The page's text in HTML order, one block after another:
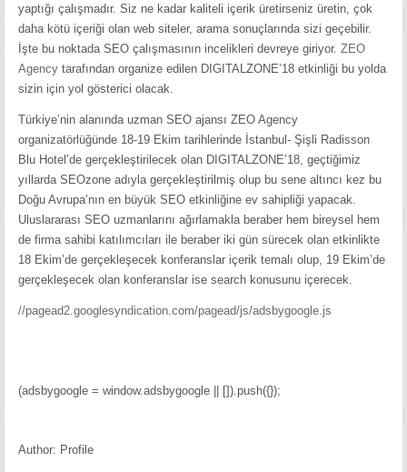
yaptığı çalışmadır. Siz ne kadar kaliteli içerik üretirseniz üretin, çok
daha kötü içeriği olan web siteler, arama sonuçlarında sizi geçebilir.
İşte bu noktada SEO çalışmasının incelikleri devreye giriyor.ZEO
Agency tarafından organize edilen DIGITALZONE’18 etkinliği bu yolda
sizin için yol gösterici olacak.
Türkiye’nin alanında uzman SEO ajansı ZEO Agency
organizatörlüğünde 18-19 Ekim tarihlerinde İstanbul- Şişli Radisson
Blu Hotel’de gerçekleştirilecek olan DIGITALZONE’18, geçtiğimiz
yıllarda SEOzone adıyla gerçekleştirilmiş olup bu sene altıncı kez bu
Doğu Avrupa’nın en büyük SEO etkinliğine ev sahipliği yapacak.
Uluslararası SEO uzmanlarını ağırlamakla beraber hem bireysel hem
de firma sahibi katılımcıları ile beraber iki gün sürecek olan etkinlikte
18 Ekim’de gerçekleşecek konferanslar içerik temalı olup, 19 Ekim’de
gerçekleşecek olan konferanslar ise search konusunu içerecek.
//pagead2.googlesyndication.com/pagead/js/adsbygoogle.js
(adsbygoogle = window.adsbygoogle || []).push({});
Author: Profile